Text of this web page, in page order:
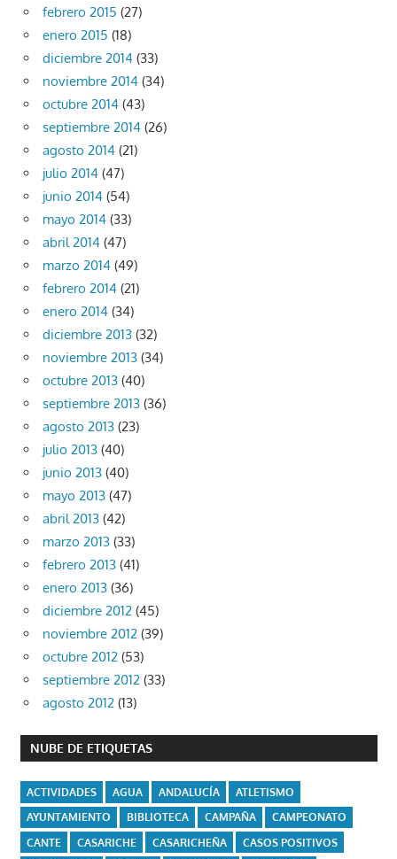
febrero 2015 (27)
enero 2015 (18)
diciembre 2014 (33)
noviembre 2014 (34)
octubre 2014 (43)
septiembre 2014 (26)
agosto 2014 (21)
julio 2014 (47)
junio 2014 (54)
mayo 2014 (33)
abril 2014 (47)
marzo 2014 (49)
febrero 2014 (21)
enero 2014 (34)
diciembre 2013 (32)
noviembre 2013 (34)
octubre 2013 (40)
septiembre 2013 (36)
agosto 2013 (23)
julio 2013 (40)
junio 2013 (40)
mayo 2013 (47)
abril 2013 (42)
marzo 2013 (33)
febrero 2013 (41)
enero 2013 (36)
diciembre 2012 (45)
noviembre 2012 (39)
octubre 2012 (53)
septiembre 2012 (33)
agosto 2012 (13)
NUBE DE ETIQUETAS
ACTIVIDADES AGUA ANDALUCÍA
ATLETISMO
AYUNTAMIENTO
BIBLIOTECA CAMPAÑA
CAMPEONATO
CANTE
CASARICHE CASARICHEÑA
CASOS POSITIVOS